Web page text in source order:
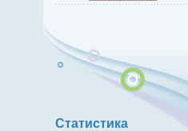
Статистика